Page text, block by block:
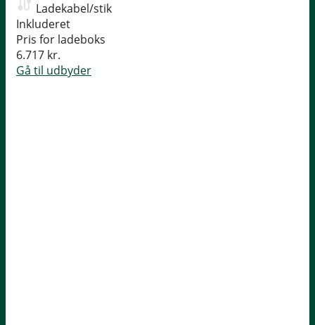
Ladekabel/stik
Inkluderet
Pris for ladeboks
6.717 kr.
Gå til udbyder